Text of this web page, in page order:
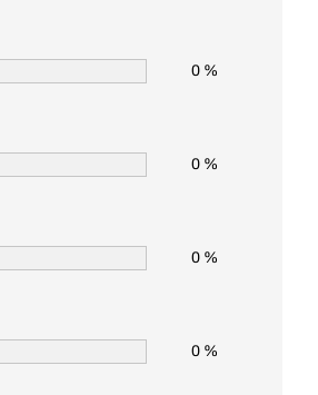
0 %
0 %
0 %
0 %